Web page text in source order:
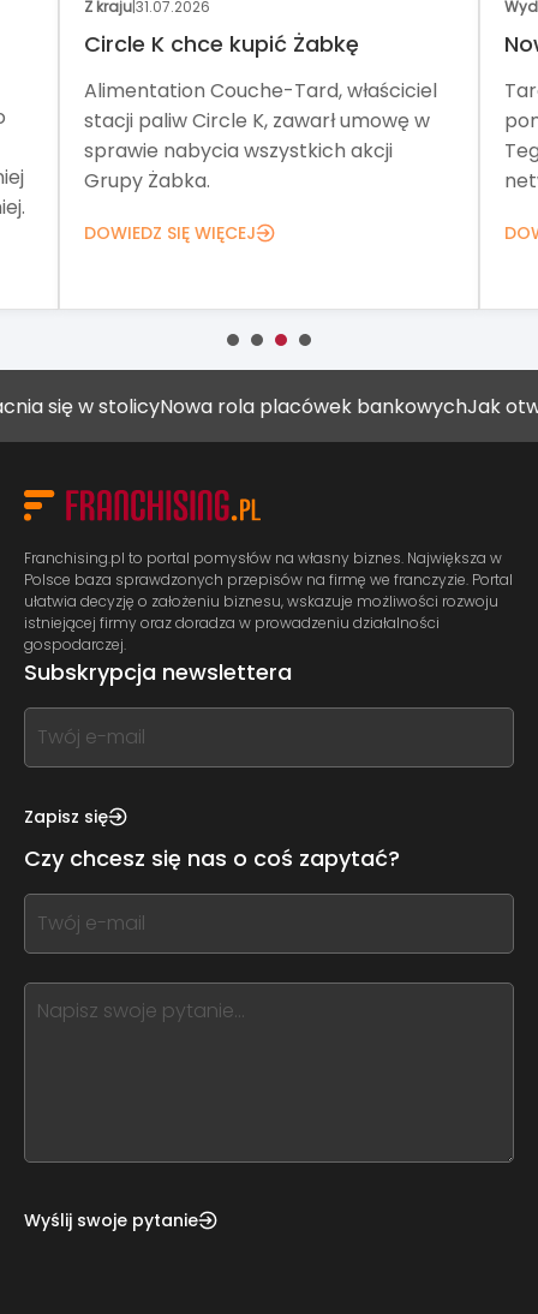
Z kraju|31.07.2026
Circle K chce kupić Żabkę
Alimentation Couche-Tard, właściciel
stacji paliw Circle K, zawarł umowę w
sprawie nabycia wszystkich akcji
Grupy Żabka.
DOWIEDZ SIĘ WIĘCEJ
stolicyNowa rola placówek bankowychJak otworzyć
Franchising.pl to portal pomysłów na własny biznes. Największa w
Polsce baza sprawdzonych przepisów na firmę we franczyzie. Portal
ułatwia decyzję o założeniu biznesu, wskazuje możliwości rozwoju
istniejącej firmy oraz doradza w prowadzeniu działalności
gospodarczej.
Subskrypcja newslettera
If
you
this,
this
form
field
blank
Zapisz się
Czy chcesz się nas o coś zapytać?
If
you
this,
leave
Wyślij swoje pytanie